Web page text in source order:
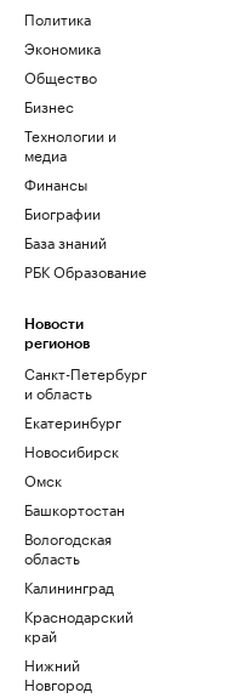
Политика
Экономика
Общество
Бизнес
Технологии и
медиа
Финансы
Биографии
База знаний
РБК Образование
Новости
регионов
Санкт-Петербург
и область
Екатеринбург
Новосибирск
Омск
Башкортостан
Вологодская
область
Калининград
Краснодарский
край
Нижний
Новгород